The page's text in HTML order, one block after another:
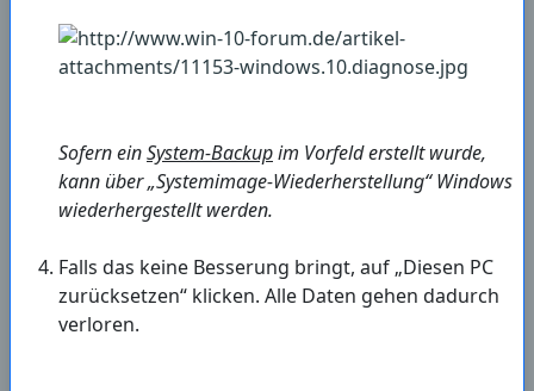
Sofern einSystem-Backupim Vorfeld erstellt wurde,
kann über „Systemimage-Wiederherstellung“ Windows
wiederhergestellt werden.
Falls das keine Besserung bringt, auf „Diesen PC
zurücksetzen“ klicken. Alle Daten gehen dadurch
verloren.